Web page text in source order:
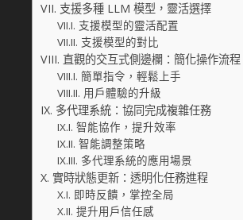
支援多種 LLM 模型，靈活選擇
支援模型的靈活配置
支援模型的對比
直觀的交互式側邊欄：簡化操作流程
簡單指令，輕鬆上手
用戶體驗的升級
多代理系統：協同完成複雜任務
智能協作，提升效率
智能調整策略
多代理系統的應用場景
實時狀態更新：透明化任務進程
即時反饋，掌控全局
提升用戶信任感